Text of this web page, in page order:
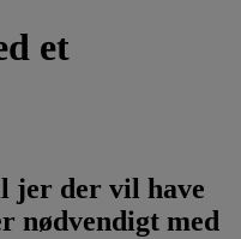
et
jer der vil have
nødvendigt med